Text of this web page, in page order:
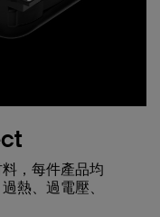
，每件產品均
熱、過電壓、